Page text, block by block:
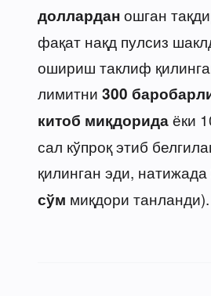
долларданошган
фақат нақд пулсиз
ошириш таклиф
лимитни 300
китоб миқдоридаёки
сал кўпроқ этиб
қилинган эди, натижада
сўм миқдори танланди).